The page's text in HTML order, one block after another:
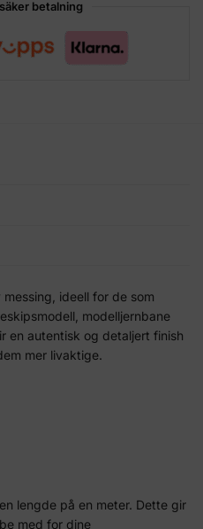
betalning
ideell for de som
modelljernbane
en autentisk og detaljert finish
mer livaktige.
lengde på en meter. Dette gir
med for dine